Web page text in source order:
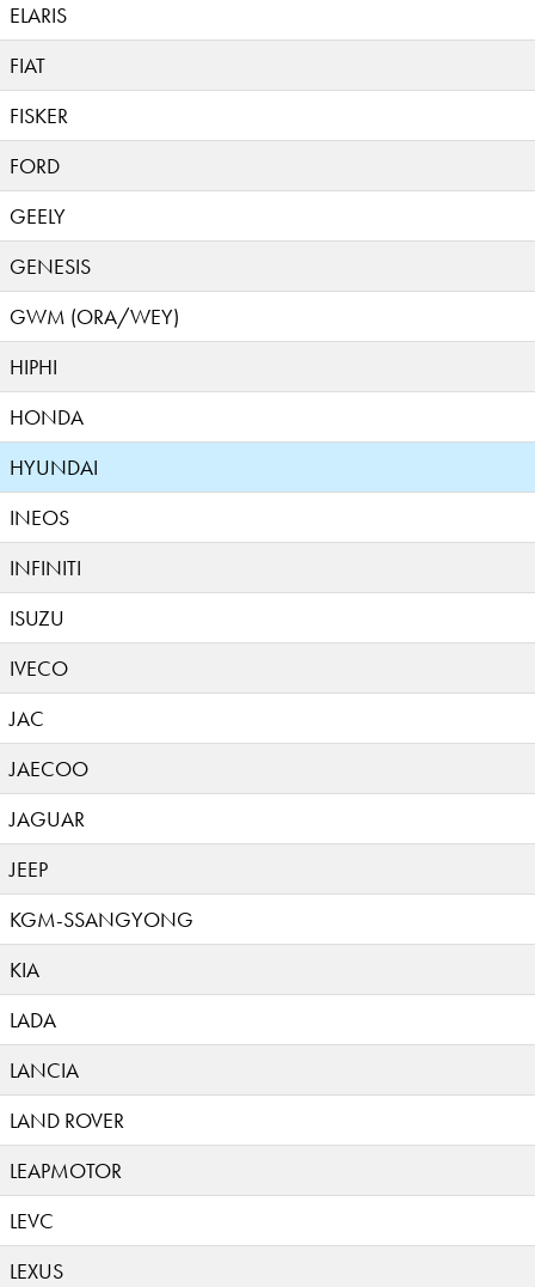
ELARIS
FIAT
FISKER
FORD
GEELY
GENESIS
GWM (ORA/WEY)
HIPHI
HONDA
HYUNDAI
INEOS
INFINITI
ISUZU
IVECO
JAC
JAECOO
JAGUAR
JEEP
KGM-SSANGYONG
KIA
LADA
LANCIA
LAND ROVER
LEAPMOTOR
LEVC
LEXUS